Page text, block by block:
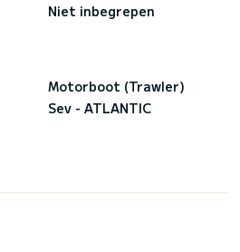
Niet inbegrepen
Motorboot (Trawler)
Sev - ATLANTIC